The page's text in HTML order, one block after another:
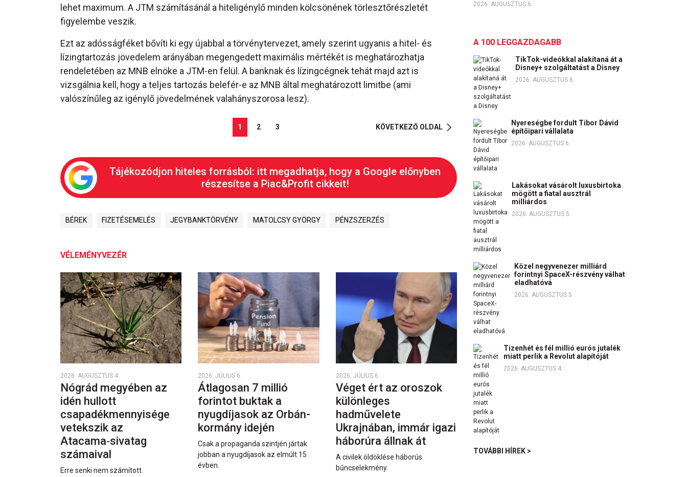
lehet maximum. A JTM számításánál a hiteligénylő minden kölcsönének törlesztőrészletét
figyelembe veszik.
Ezt az adósságféket bővíti ki egy újabbal a törvénytervezet, amely szerint ugyanis a hitel- és
lízingtartozás jövedelem arányában megengedett maximális mértékét is meghatározhatja
rendeletében az MNB elnöke a JTM-en felül. A banknak és lízingcégnek tehát majd azt is
vizsgálnia kell, hogy a teljes tartozás belefér-e az MNB által meghatározott limitbe (ami
valószínűleg az igénylő jövedelmének valahányszorosa lesz).
1 2 3 KÖVETKEZŐ OLDAL
Tájékozódjon hiteles forrásból: itt megadhatja, hogy a Google előnyben
részesítse a Piac&Profit cikkeit!
BÉREK FIZETÉSEMELÉS JEGYBANKTÖRVÉNY MATOLCSY GYÖRGY PÉNZSZERZÉS
VÉLEMÉNYVEZÉR
2026. AUGUSZTUS 4.
Nógrád megyében az
idén hullott
csapadékmennyisége
vetekszik az
Atacama‑sivatag
számaival
Erre senki nem számított.
2026. JÚLIUS 6.
Átlagosan 7 millió
forintot buktak a
nyugdíjasok az Orbán-
kormány idején
Csak a propaganda szintjén jártak
jobban a nyugdíjasok az elmúlt 15
évben.
2026. JÚLIUS 6.
Véget ért az oroszok
különleges
hadművelete
Ukrajnában, immár igazi
háborúra állnak át
A civilek öldöklése háborús
bűncselekmény.
2026. AUGUSZTUS 6.
A 100 LEGGAZDAGABB
TikTok-videókkal alakítaná át a
Disney+ szolgáltatást a Disney
2026. AUGUSZTUS 6.
Nyereségbe fordult Tibor Dávid
építőipari vállalata
2026. AUGUSZTUS 6.
Lakásokat vásárolt luxusbirtoka
mögött a fiatal ausztrál
milliárdos
2026. AUGUSZTUS 5.
Közel negyvenezer milliárd
forintnyi SpaceX-részvény válhat
eladhatóvá
2026. AUGUSZTUS 5.
Tizenhét és fél millió eurós jutalék
miatt perlik a Revolut alapítóját
2026. AUGUSZTUS 4.
TOVÁBBI HÍREK >